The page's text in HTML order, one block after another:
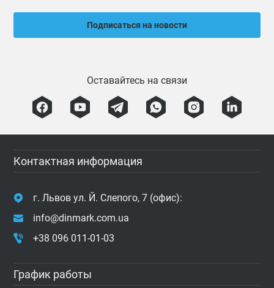
Подписаться на новости
Оставайтесь на связи
Контактная информация
г. Львов ул. Й. Слепого, 7 (офис):
info@dinmark.com.ua
+38 096 011-01-03
График работы